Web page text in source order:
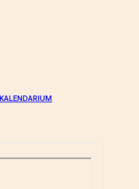
KALENDARIUM